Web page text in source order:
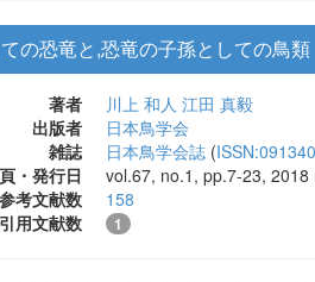
の恐竜と,恐竜の子孫としての鳥類
著者 川上 和人 江田 真毅
出版者
日本鳥学会
雑誌
日本鳥学会誌 (
・発行日
vol.67, no.1, pp.7-23,
参考文献数
158
用文献数
1